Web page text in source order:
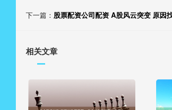
下一篇： 股票配资公司配资 A股风云突变 原因
相关文章